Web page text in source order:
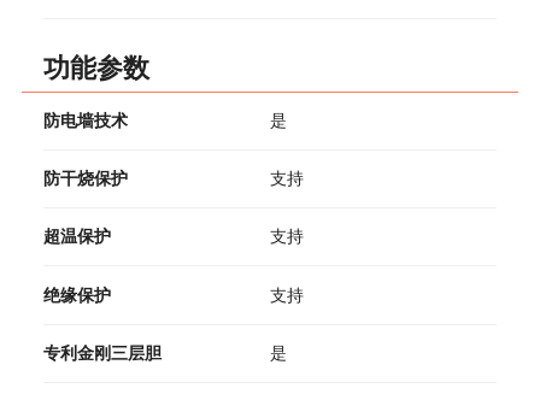
功能参数
防电墙技术 是
防干烧保护 支持
超温保护 支持
绝缘保护 支持
专利金刚三层胆 是